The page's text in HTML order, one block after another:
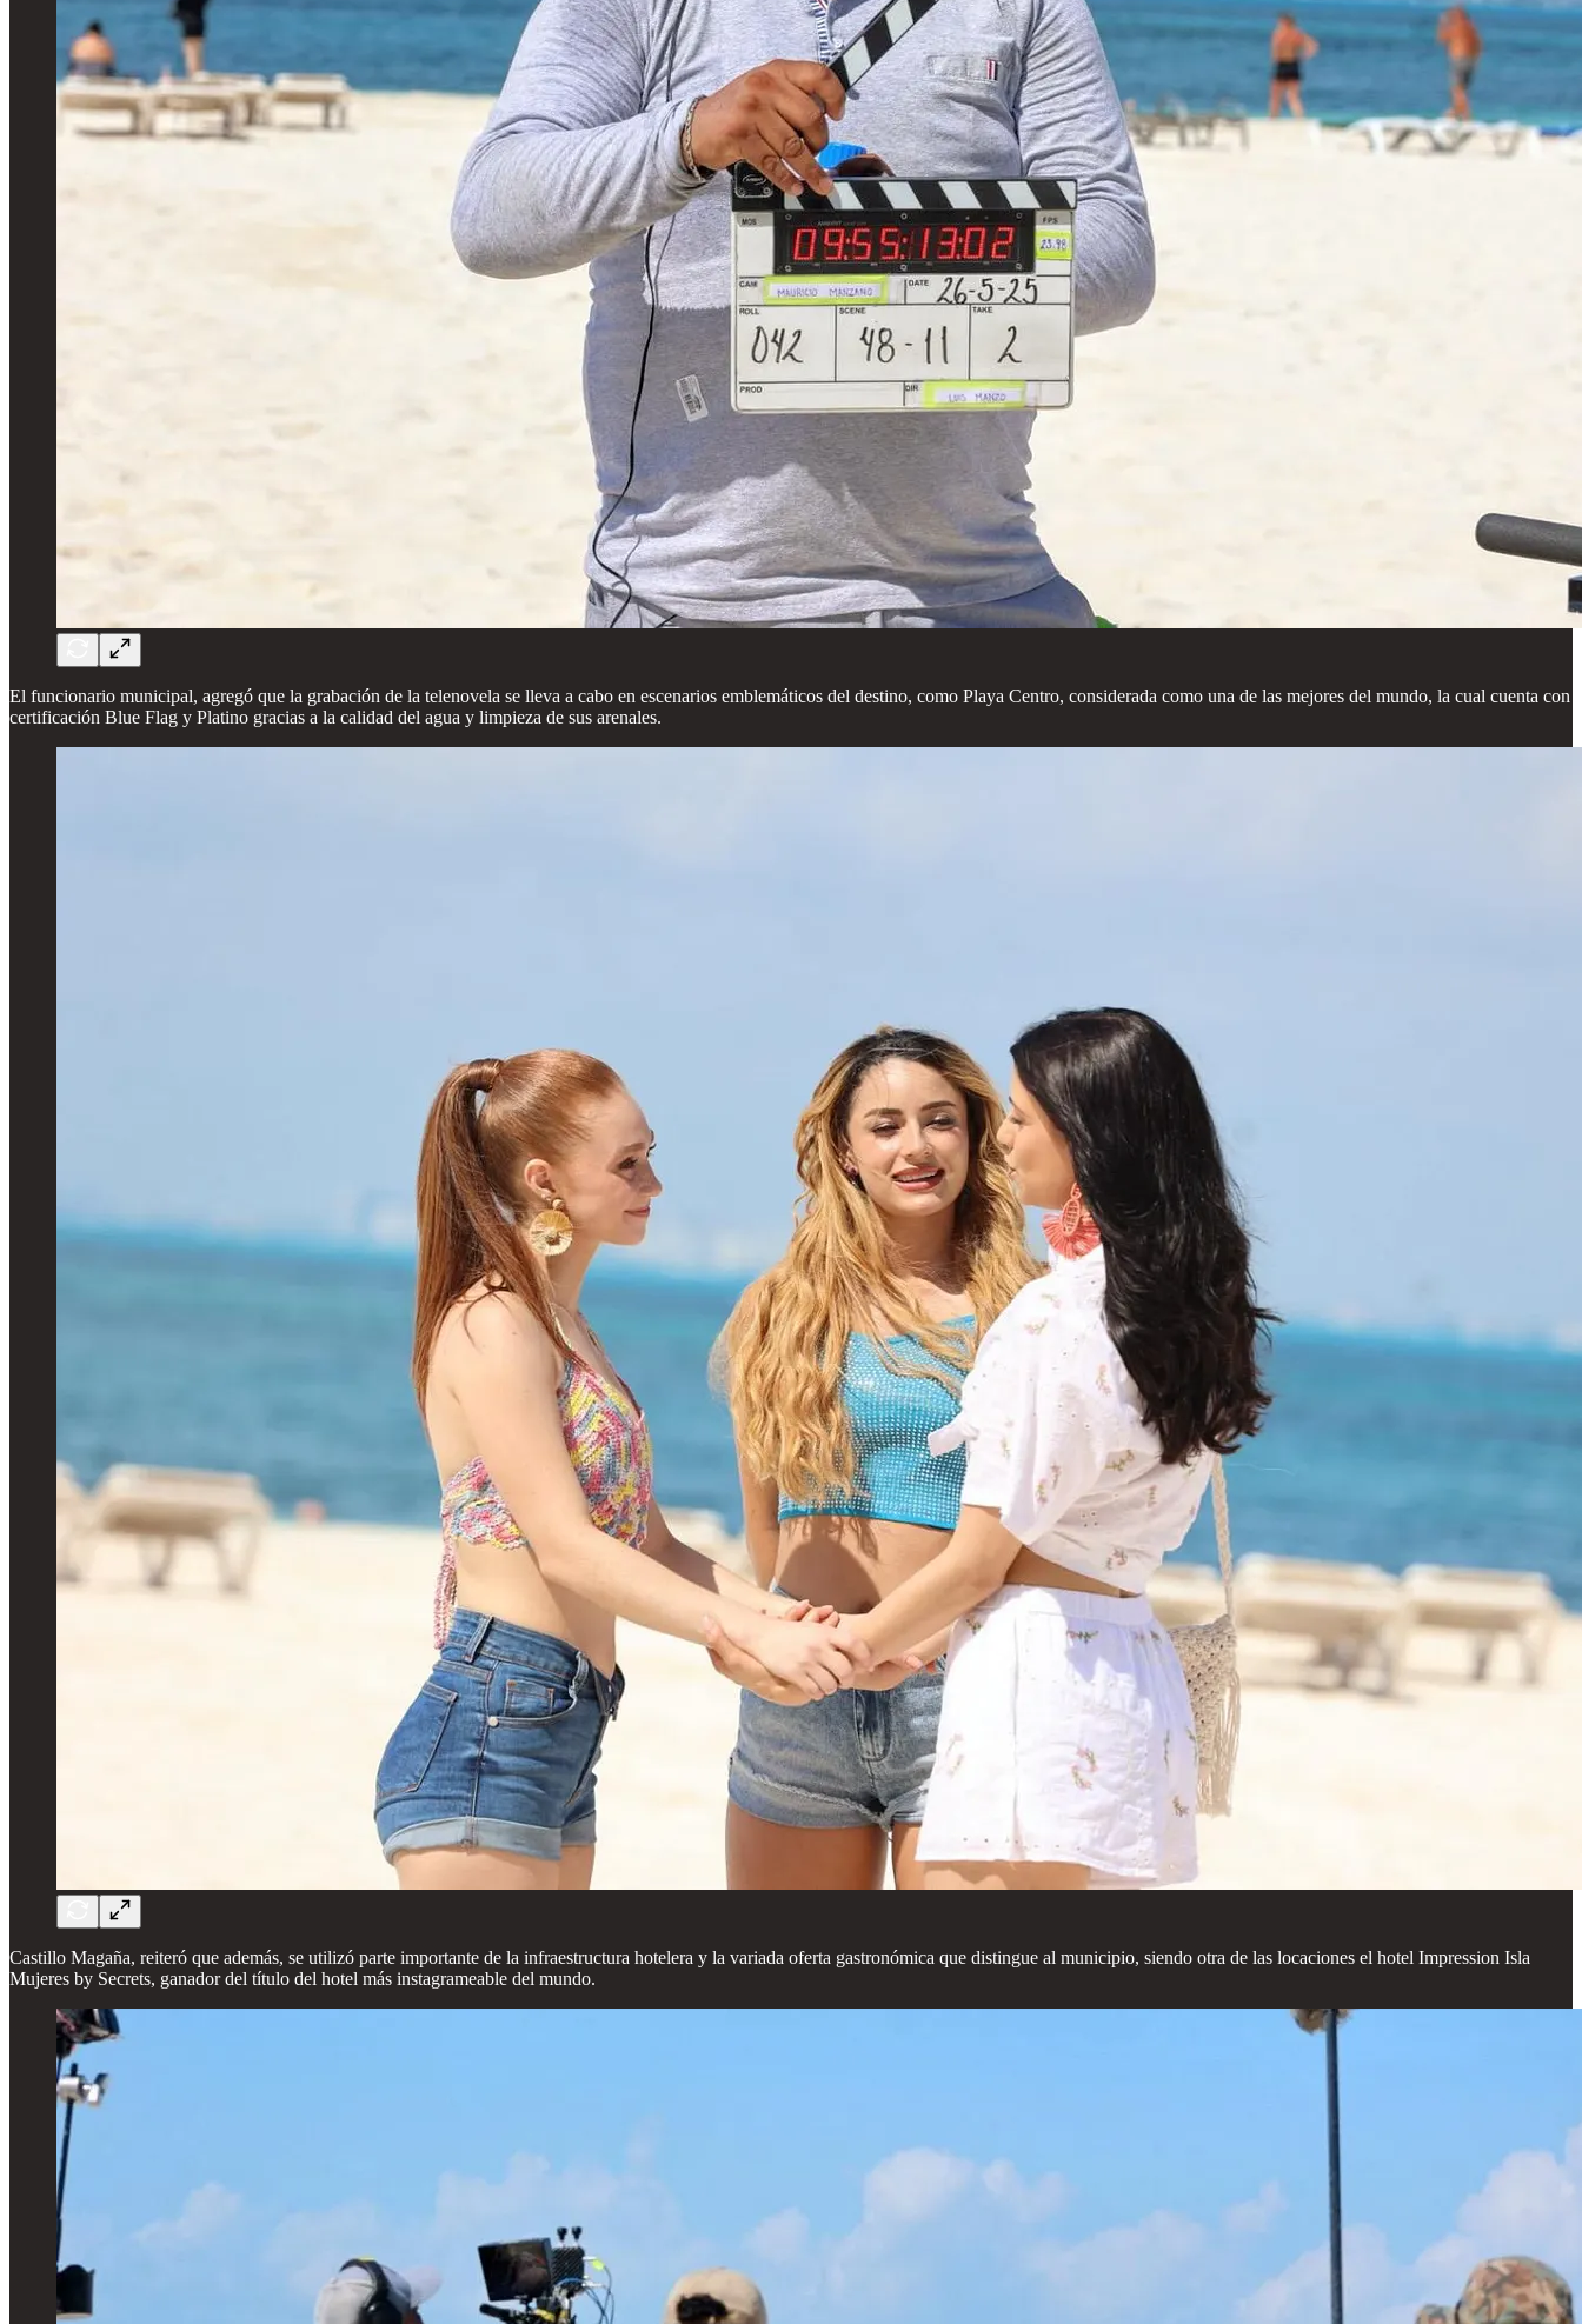
El funcionario municipal, agregó que la grabación de la telenovela se lleva a cabo en escenarios emblemáticos del destino, como Playa Centro, considerada como una de las mejores del mundo, la cual cuenta con
certificación Blue Flag y Platino gracias a la calidad del agua y limpieza de sus arenales.
Castillo Magaña, reiteró que además, se utilizó parte importante de la infraestructura hotelera y la variada oferta gastronómica que distingue al municipio, siendo otra de las locaciones el hotel Impression Isla
Mujeres by Secrets, ganador del título del hotel más instagrameable del mundo.